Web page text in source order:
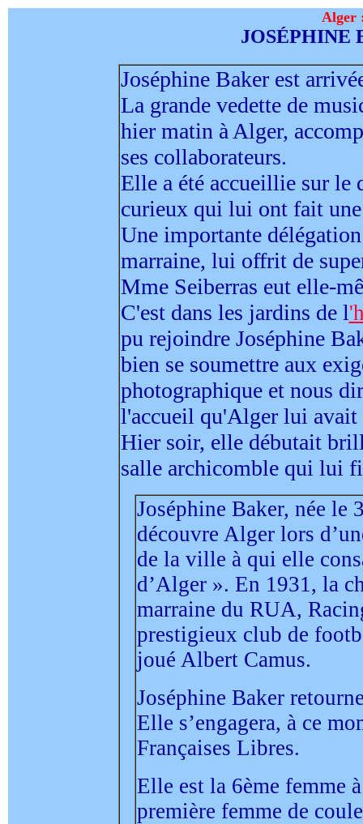
Alger
JOSÉPHINE
Joséphine Baker est
La grande vedette de
hier matin à Alger,
ses collaborateurs.
Elle a été accueillie sur le
curieux qui lui ont fait
Une importante
marraine, lui offrit de
Mme Seiberras eut elle-
C'est dans les jardins de l
pu rejoindre Joséphine
bien se soumettre aux
photographique et nous
l'accueil qu'Alger lui avait
Hier soir, elle débutait
salle archicomble qui lui
Joséphine Baker, née
découvre Alger lors
de la ville à qui elle
d’Alger ». En 1931, la
marraine du RUA,
prestigieux club de
joué Albert Camus.
Joséphine Baker
Elle s’engagera, à ce
Françaises Libres.
Elle est la 6ème femme
première femme de